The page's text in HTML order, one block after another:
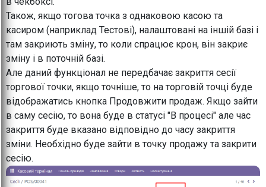
Також, якщо тогова точка з однаковою касою та
касиром (наприклад Тестові), налаштовані на іншій базі і
там закриють зміну, то коли спрацює крон, він закриє
зміну і в поточній базі.
Але даний функціонал не передбачає закриття сесії
торгової точки, якщо точніше, то на торговій точці буде
відображатись кнопка Продовжити продаж. Якщо зайти
в саму сесію, то вона буде в статусі "В процесі" але час
закриття буде вказано відповідно до часу закриття
зміни. Необхідно буде зайти в точку продажу та закрити
сесію.